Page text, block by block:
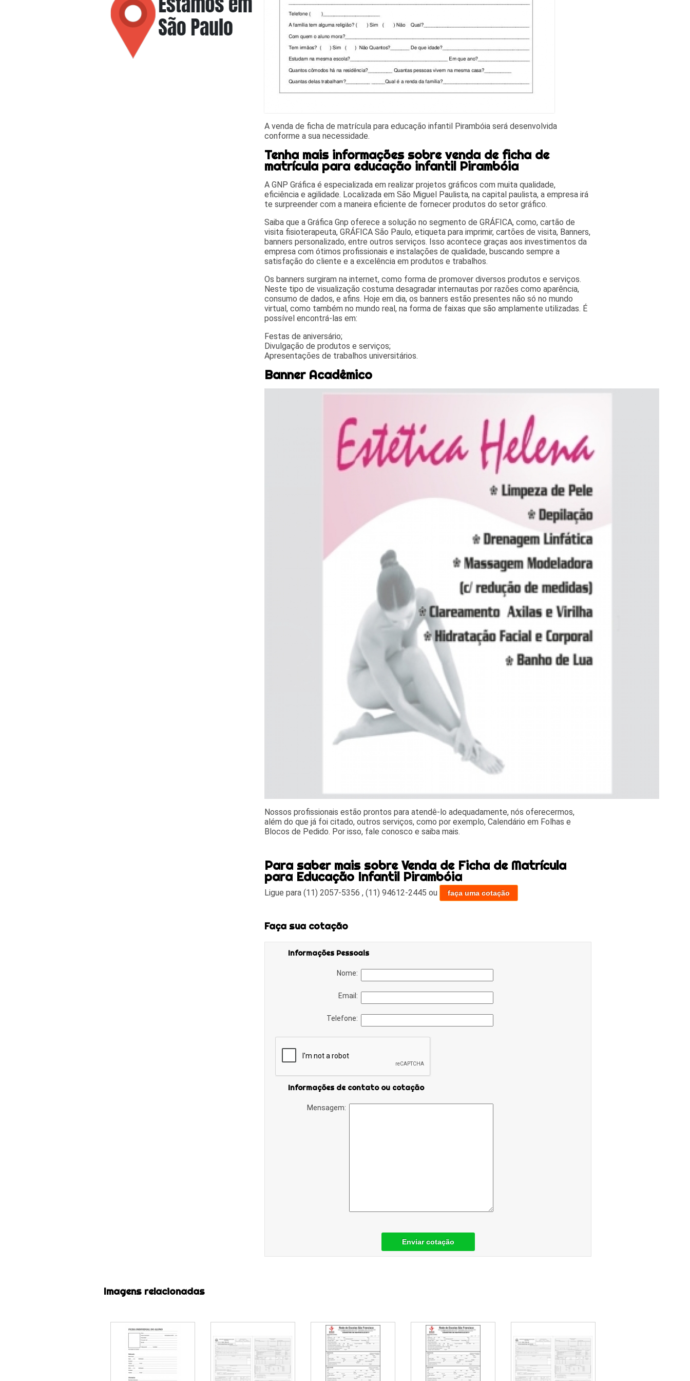
A venda de ficha de matrícula para educação infantil Pirambóia será desenvolvida
conforme a sua necessidade.
Tenha mais informações sobre venda de ficha de
matrícula para educação infantil Pirambóia
A GNP Gráfica é especializada em realizar projetos gráficos com muita qualidade,
eficiência e agilidade. Localizada em São Miguel Paulista, na capital paulista, a empresa irá
te surpreender com a maneira eficiente de fornecer produtos do setor gráfico.
Saiba que a Gráfica Gnp oferece a solução no segmento de GRÁFICA, como, cartão de
visita fisioterapeuta, GRÁFICA São Paulo, etiqueta para imprimir, cartões de visita, Banners,
banners personalizado, entre outros serviços. Isso acontece graças aos investimentos da
empresa com ótimos profissionais e instalações de qualidade, buscando sempre a
satisfação do cliente e a excelência em produtos e trabalhos.
Os banners surgiram na internet, como forma de promover diversos produtos e serviços.
Neste tipo de visualização costuma desagradar internautas por razões como aparência,
consumo de dados, e afins. Hoje em dia, os banners estão presentes não só no mundo
virtual, como também no mundo real, na forma de faixas que são amplamente utilizadas. É
possível encontrá-las em:
Festas de aniversário;
Divulgação de produtos e serviços;
Apresentações de trabalhos universitários.
Banner Acadêmico
Nossos profissionais estão prontos para atendê-lo adequadamente, nós oferecermos,
além do que já foi citado, outros serviços, como por exemplo, Calendário em Folhas e
Blocos de Pedido. Por isso, fale conosco e saiba mais.
Para saber mais sobre Venda de Ficha de Matrícula
para Educação Infantil Pirambóia
Ligue para(11) 2057-5356 ,(11) 94612-2445 ou faça uma cotação
Faça sua cotação
Informações Pessoais
Nome:
Email:
Telefone:
Informações de contato ou cotação
Mensagem:
Enviar cotação
Imagens relacionadas